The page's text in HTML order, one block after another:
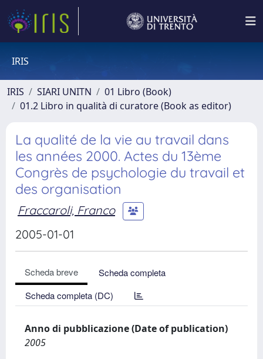
IRIS
IRIS SIARI UNITN
01 Libro (Book)
01.2 Libro in qualità di curatore (Book as editor)
La qualité de la vie au travail dans
les années 2000. Actes du 13ème
Congrès de psychologie du travail et
des organisation
Fraccaroli, Franco
2005-01-01
Scheda breve
Scheda completa
Scheda completa (DC)
Anno di pubblicazione (Date of publication)
2005